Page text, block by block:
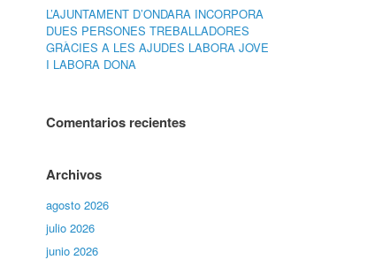
L’AJUNTAMENT D’ONDARA INCORPORA
DUES PERSONES TREBALLADORES
GRÀCIES A LES AJUDES LABORA JOVE
I LABORA DONA
Comentarios recientes
Archivos
agosto 2026
julio 2026
junio 2026